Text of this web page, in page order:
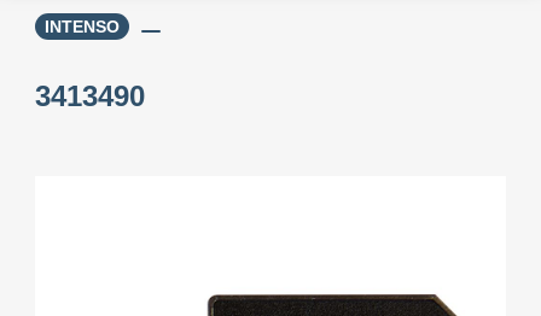
INTENSO
3413490